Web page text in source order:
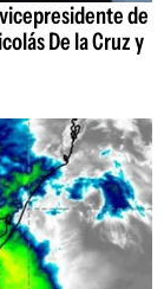
de
De la Cruz y